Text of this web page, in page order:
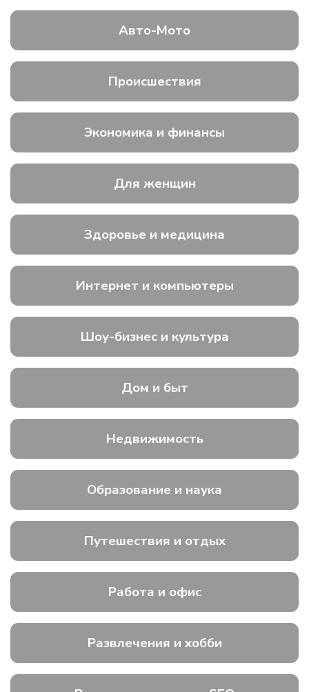
Авто-Мото
Происшествия
Экономика и финансы
Для женщин
Здоровье и медицина
Интернет и компьютеры
Шоу-бизнес и культура
Дом и быт
Недвижимость
Образование и наука
Путешествия и отдых
Работа и офис
Развлечения и хобби